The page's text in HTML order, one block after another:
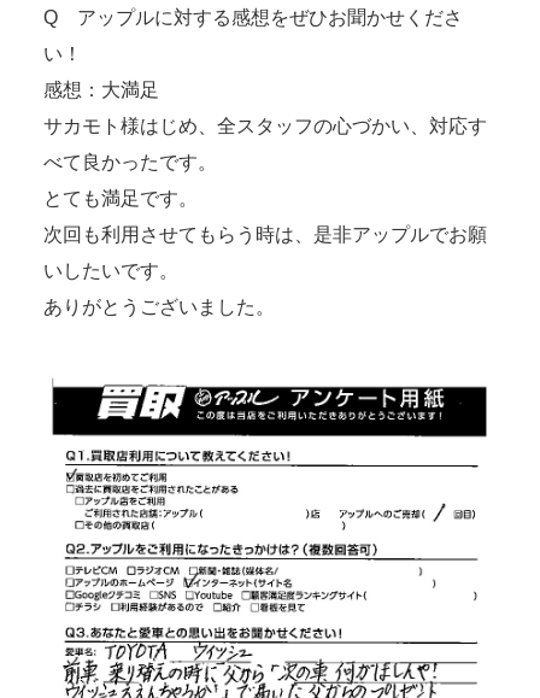
Q アップルに対する感想をぜひお聞かせくださ
い！
感想：大満足
サカモト様はじめ、全スタッフの心づかい、対応す
べて良かったです。
とても満足です。
次回も利用させてもらう時は、是非アップルでお願
いしたいです。
ありがとうございました。